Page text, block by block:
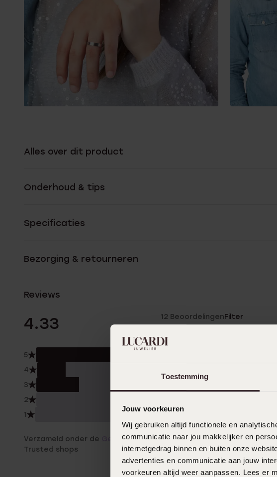
Toestemming
Jouw voorkeuren
Wij gebruiken altijd functionele en
communicatie naar jou makkelijker en
internetgedrag binnen en buiten onze
advertenties en communicatie aan jouw
voorkeuren altijd weer aanpassen. Lees er
Alles over dit product
Onderhoud & tips
Specificaties
Bezorging & retourneren
Reviews
4.33 12 Beoordelingen
5
4
3
2
1
Verzameld onder de Gebruiksvoorwaardenvan
Trusted shops
Filter
Ziet er
10-05-
Eigen
besteld.
stond er